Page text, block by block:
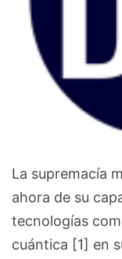
La supremacía
ahora de su
tecnologías
cuántica [1] en